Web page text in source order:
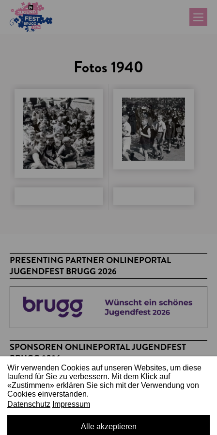
Fotos 1940
PRESENTING PARTNER ONLINEPORTAL
JUGENDFEST BRUGG 2026
SPONSOREN ONLINEPORTAL JUGENDFEST
BRUGG 2026
Wir verwenden Cookies auf unseren Websites, um diese
laufend für Sie zu verbessern. Mit dem Klick auf
«Zustimmen» erklären Sie sich mit der Verwendung von
Cookies einverstanden.
Datenschutz Impressum
Alle akzeptieren